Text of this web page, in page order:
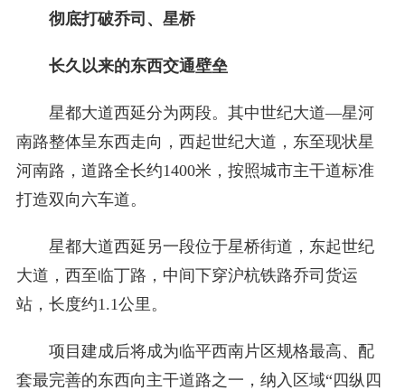
彻底打破乔司、星桥
长久以来的东西交通壁垒
星都大道西延分为两段。其中世纪大道—星河
南路整体呈东西走向，西起世纪大道，东至现状星
河南路，道路全长约1400米，按照城市主干道标准
打造双向六车道。
星都大道西延另一段位于星桥街道，东起世纪
大道，西至临丁路，中间下穿沪杭铁路乔司货运
站，长度约1.1公里。
项目建成后将成为临平西南片区规格最高、配
套最完善的东西向主干道路之一，纳入区域“四纵四